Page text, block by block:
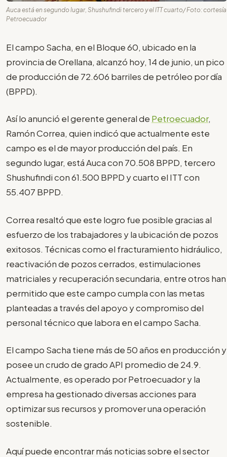
Auca está en segundo lugar, Shushufindi tercero y el ITT cuarto/ Foto: cortesía
Petroecuador
El campo Sacha, en el Bloque 60, ubicado en la
provincia de Orellana, alcanzó hoy, 14 de junio, un pico
de producción de 72.606 barriles de petróleo por día
(BPPD).
Así lo anunció el gerente general de Petroecuador,
Ramón Correa, quien indicó que actualmente este
campo es el de mayor producción del país. En
segundo lugar, está Auca con 70.508 BPPD, tercero
Shushufindi con 61.500 BPPD y cuarto el ITT con
55.407 BPPD.
Correa resaltó que este logro fue posible gracias al
esfuerzo de los trabajadores y la ubicación de pozos
exitosos. Técnicas como el fracturamiento hidráulico,
reactivación de pozos cerrados, estimulaciones
matriciales y recuperación secundaria, entre otros han
permitido que este campo cumpla con las metas
planteadas a través del apoyo y compromiso del
personal técnico que labora en el campo Sacha.
El campo Sacha tiene más de 50 años en producción y
posee un crudo de grado API promedio de 24.9.
Actualmente, es operado por Petroecuador y la
empresa ha gestionado diversas acciones para
optimizar sus recursos y promover una operación
sostenible.
Aquí puede encontrar más noticias sobre el sector